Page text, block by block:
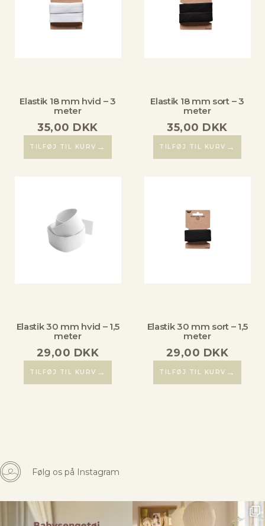
Elastik 18 mm hvid – 3
meter
35,00 DKK
TILFØJ TIL KURV →
Elastik 18 mm sort – 3
meter
35,00 DKK
TILFØJ TIL KURV →
Elastik 30 mm hvid – 1,5
meter
29,00 DKK
TILFØJ TIL KURV →
Elastik 30 mm sort – 1,5
meter
29,00 DKK
TILFØJ TIL KURV →
Følg os på Instagram